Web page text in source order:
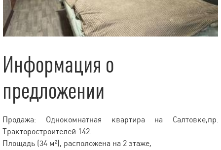
Информация о
предложении
Продажа: Однокомнатная квартира на Салтовке,пр.
Тракторостроителей 142.
Площадь (34 м²), расположена на 2 этаже,